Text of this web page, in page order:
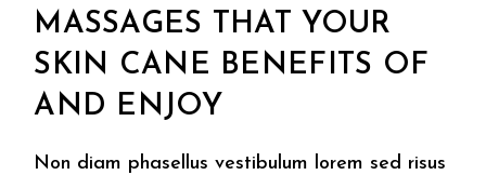
MASSAGES THAT YOUR
SKIN CANE BENEFITS OF
AND ENJOY
Non diam phasellus vestibulum lorem sed risus